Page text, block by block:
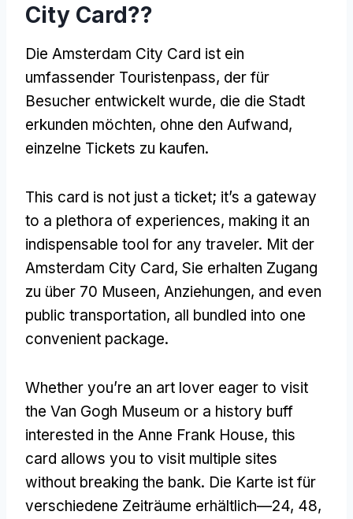
City Card??
Die Amsterdam City Card ist ein
umfassender Touristenpass, der für
Besucher entwickelt wurde, die die Stadt
erkunden möchten, ohne den Aufwand,
einzelne Tickets zu kaufen.
This card is not just a ticket; it’s a gateway
to a plethora of experiences, making it an
indispensable tool for any traveler. Mit der
Amsterdam City Card, Sie erhalten Zugang
zu über 70 Museen, Anziehungen, and even
public transportation, all bundled into one
convenient package.
Whether you’re an art lover eager to visit
the Van Gogh Museum or a history buff
interested in the Anne Frank House, this
card allows you to visit multiple sites
without breaking the bank. Die Karte ist für
verschiedene Zeiträume erhältlich—24, 48,